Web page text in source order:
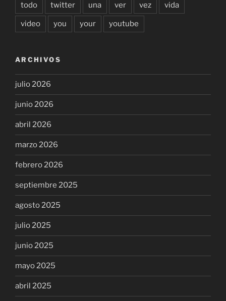
todo twitter una ver vez vida
video you your youtube
ARCHIVOS
julio 2026
junio 2026
abril 2026
marzo 2026
febrero 2026
septiembre 2025
agosto 2025
julio 2025
junio 2025
mayo 2025
abril 2025